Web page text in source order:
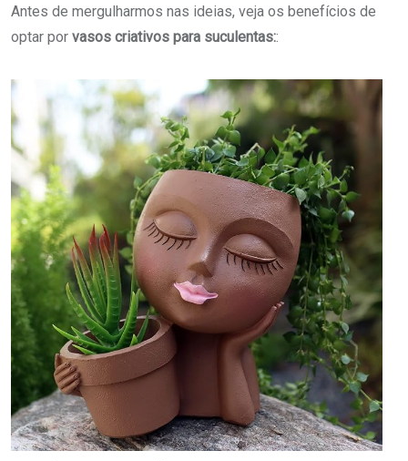
Antes de mergulharmos nas ideias, veja os benefícios de
optar por vasos criativos para suculentas::